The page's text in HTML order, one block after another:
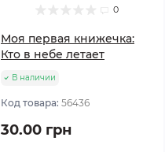
0
Моя первая книжечка:
Кто в небе летает
В наличии
Код товара: 56436
30.00 грн